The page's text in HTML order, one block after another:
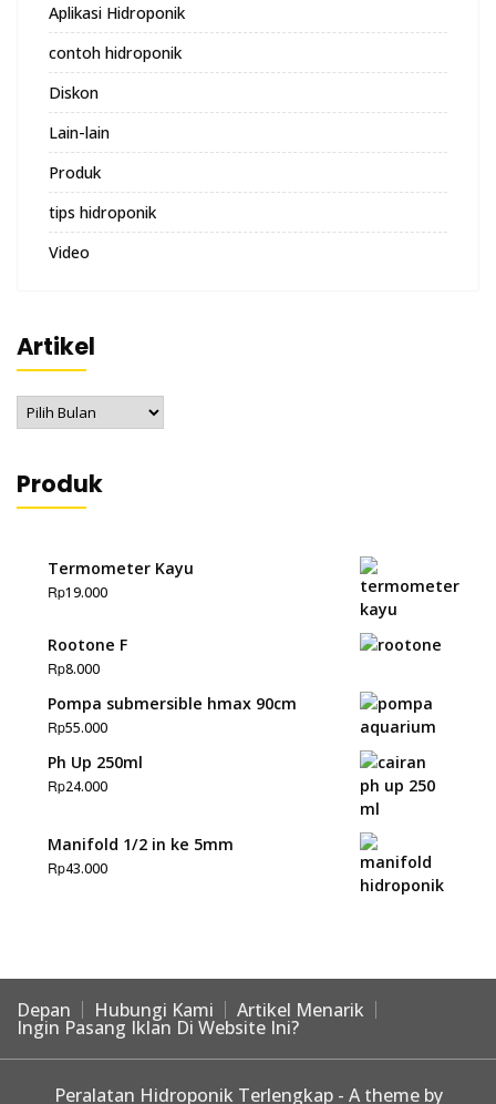
Aplikasi Hidroponik
contoh hidroponik
Diskon
Lain-lain
Produk
tips hidroponik
Video
Artikel
Artikel
Produk
Termometer Kayu
Rp19.000
Rootone F
Rp8.000
Pompa submersible hmax 90cm
Rp55.000
Ph Up 250ml
Rp24.000
Manifold 1/2 in ke 5mm
Rp43.000
Depan Hubungi Kami Artikel Menarik
Ingin Pasang Iklan Di Website Ini?
Peralatan Hidroponik Terlengkap - A theme by